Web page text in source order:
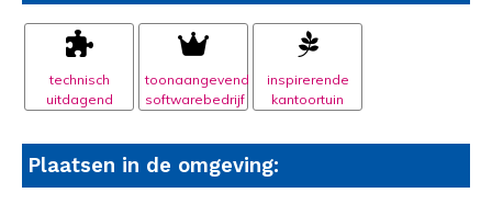
technisch
uitdagend
toonaangevend
softwarebedrijf
inspirerende
kantoortuin
Plaatsen in de omgeving: